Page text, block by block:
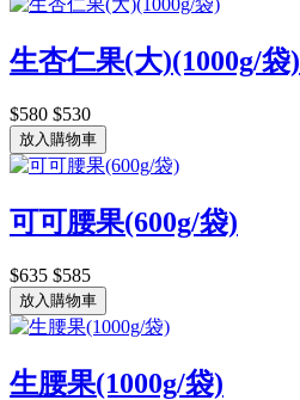
生杏仁果(大)(1000g/袋)
$580 $530
放入購物車
可可腰果(600g/袋)
$635 $585
放入購物車
生腰果(1000g/袋)